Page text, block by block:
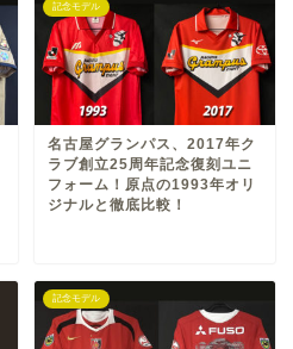
記念モデル
名古屋グランパス、2017年ク
ラブ創立25周年記念復刻ユニ
フォーム！原点の1993年オリ
ジナルと徹底比較！
記念モデル